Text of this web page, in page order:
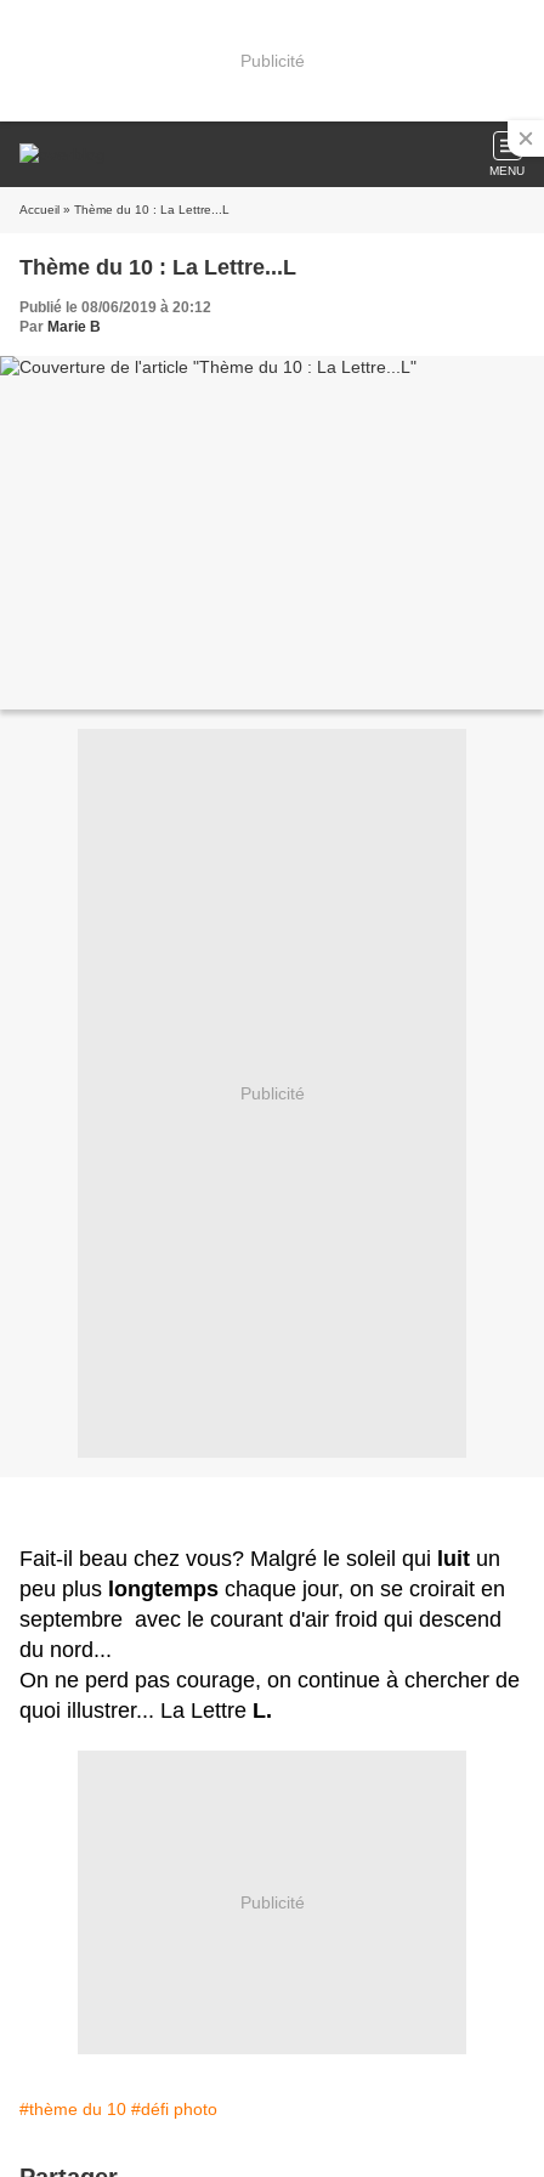
Publicité
MENU
Accueil » Thème du 10 : La Lettre...L
Thème du 10 : La Lettre...L
Publié le 08/06/2019 à 20:12
Par Marie B
Publicité
Fait-il beau chez vous? Malgré le soleil qui luit un
peu plus longtemps chaque jour, on se croirait en
septembre avec le courant d'air froid qui descend
du nord...
On ne perd pas courage, on continue à chercher de
quoi illustrer... La Lettre L.
Publicité
#thème du 10 #défi photo